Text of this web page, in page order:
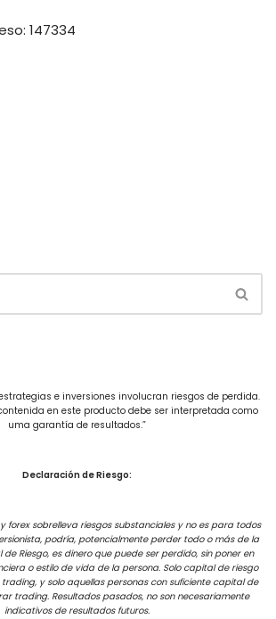
147334
e inversiones involucran riesgos de perdida.
en este producto debe ser interpretada como
uma garantía de resultados.”
Declaración de Riesgo:
forex sobrelleva riesgos substanciales y no es para todos
podría, potencialmente perder todo o más de la
Riesgo, es dinero que puede ser perdido, sin poner en
o estilo de vida de la persona. Solo capital de riesgo
y solo aquellas personas con suficiente capital de
trading. Resultados pasados, no son necesariamente
indicativos de resultados futuros.